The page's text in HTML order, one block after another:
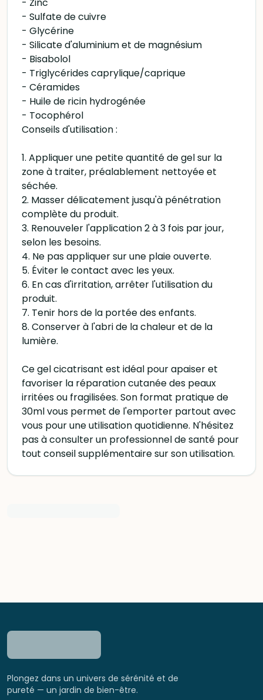
- Sulfate de cuivre
- Glycérine
- Silicate d'aluminium et de magnésium
- Bisabolol
- Triglycérides caprylique/caprique
- Céramides
- Huile de ricin hydrogénée
- Tocophérol
Conseils d'utilisation :
1. Appliquer une petite quantité de gel sur la
zone à traiter, préalablement nettoyée et
séchée.
2. Masser délicatement jusqu'à pénétration
complète du produit.
3. Renouveler l'application 2 à 3 fois par jour,
selon les besoins.
4. Ne pas appliquer sur une plaie ouverte.
5. Éviter le contact avec les yeux.
6. En cas d'irritation, arrêter l'utilisation du
produit.
7. Tenir hors de la portée des enfants.
8. Conserver à l'abri de la chaleur et de la
lumière.
Ce gel cicatrisant est idéal pour apaiser et
favoriser la réparation cutanée des peaux
irritées ou fragilisées. Son format pratique de
30ml vous permet de l'emporter partout avec
vous pour une utilisation quotidienne. N'hésitez
pas à consulter un professionnel de santé pour
tout conseil supplémentaire sur son utilisation.
Plongez dans un univers de sérénité et de
pureté — un jardin de bien-être.